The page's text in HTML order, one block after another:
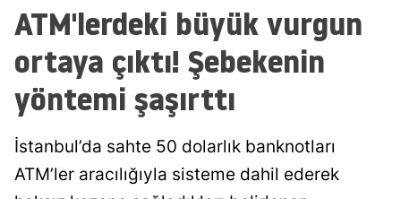
Amasya
Ankara
Aydın
ATM'lerdeki büyük vurgun
ortaya çıktı! Şebekenin
yöntemi şaşırttı
İstanbul’da sahte 50 dolarlık banknotları
ATM’ler aracılığıyla sisteme dahil ederek